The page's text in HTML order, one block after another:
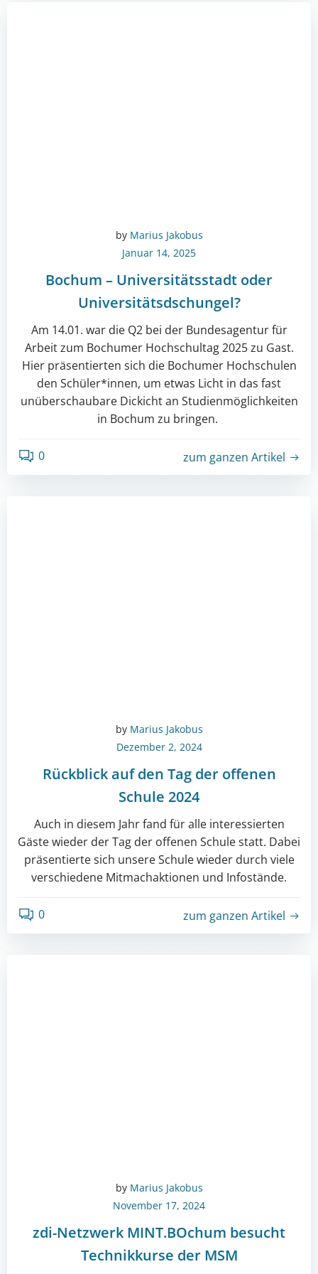
by Marius Jakobus
Januar 14, 2025
Bochum – Universitätsstadt oder
Universitätsdschungel?
Am 14.01. war die Q2 bei der Bundesagentur für
Arbeit zum Bochumer Hochschultag 2025 zu Gast.
Hier präsentierten sich die Bochumer Hochschulen
den Schüler*innen, um etwas Licht in das fast
unüberschaubare Dickicht an Studienmöglichkeiten
in Bochum zu bringen.
0 zum ganzen Artikel
by Marius Jakobus
Dezember 2, 2024
Rückblick auf den Tag der offenen
Schule 2024
Auch in diesem Jahr fand für alle interessierten
Gäste wieder der Tag der offenen Schule statt. Dabei
präsentierte sich unsere Schule wieder durch viele
verschiedene Mitmachaktionen und Infostände.
0 zum ganzen Artikel
by Marius Jakobus
November 17, 2024
zdi-Netzwerk MINT.BOchum besucht
Technikkurse der MSM